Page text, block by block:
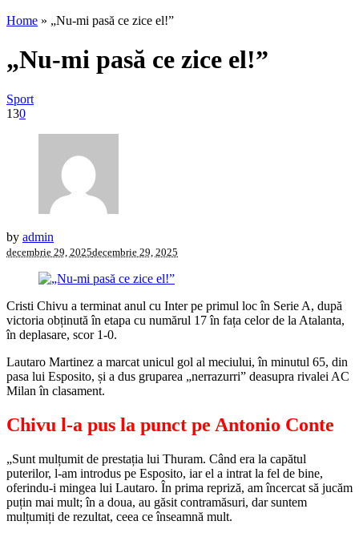
Home » „Nu-mi pasă ce zice el!”
„Nu-mi pasă ce zice el!”
Sport
130
by admin
decembrie 29, 2025decembrie 29, 2025
Cristi Chivu a terminat anul cu Inter pe primul loc în Serie A, după
victoria obținută în etapa cu numărul 17 în fața celor de la Atalanta,
în deplasare, scor 1-0.
Lautaro Martinez a marcat unicul gol al meciului, în minutul 65, din
pasa lui Esposito, și a dus gruparea „nerrazurri” deasupra rivalei AC
Milan în clasament.
Chivu l-a pus la punct pe Antonio Conte
„Sunt mulțumit de prestația lui Thuram. Când era la capătul
puterilor, l-am introdus pe Esposito, iar el a intrat la fel de bine,
oferindu-i mingea lui Lautaro. În prima repriză, am încercat să jucăm
puțin mai mult; în a doua, au găsit contramăsuri, dar suntem
mulțumiți de rezultat, ceea ce înseamnă mult.